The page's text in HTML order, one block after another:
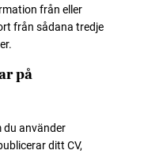
från eller
från sådana tredje
på
använder
ditt CV,